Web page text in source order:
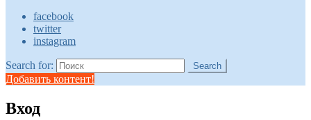
facebook
twitter
instagram
Search for: Search
Добавить контент!
Вход